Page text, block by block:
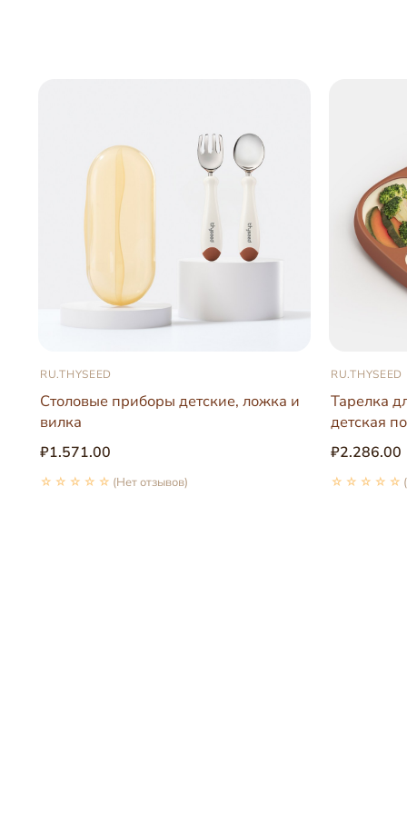
RU.THYSEED
Столовые приборы детские, ложка и
вилка
₽1.571.00
☆☆☆☆☆ (Нет отзывов)
RU.THYSEED
Тарелка
детская
₽2.286.00
☆☆☆☆☆